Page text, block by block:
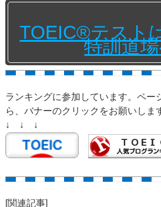
TOEIC®テスト
特訓道
ランキングに参加しています。ペー
ら、バナーのクリックをお願いしま
↓ ↓ ↓
[関連記事]